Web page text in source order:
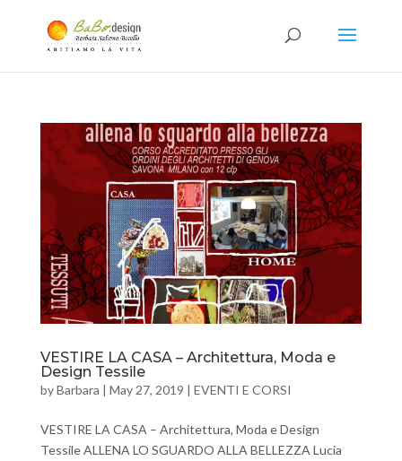
VESTIRE LA CASA – Architettura, Moda e
Design Tessile
byBarbara | May 27, 2019 | EVENTI E CORSI
VESTIRE LA CASA – Architettura, Moda e Design
Tessile ALLENA LO SGUARDO ALLA BELLEZZA Lucia